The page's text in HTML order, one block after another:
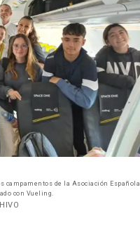
campamentos de la Asociación Española
con Vueling.